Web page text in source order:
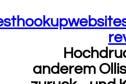
anderem